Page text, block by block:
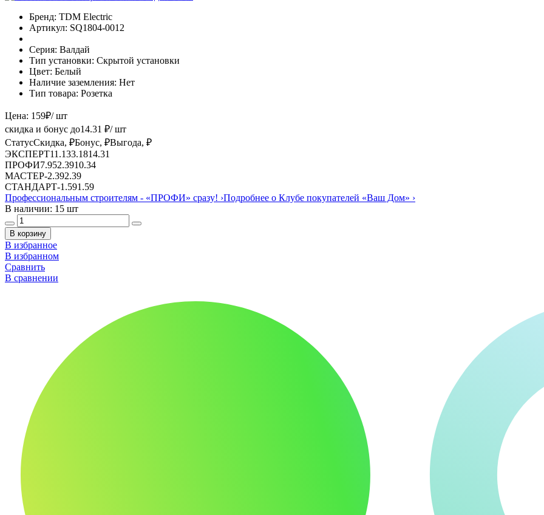
Бренд: TDM Electric
Артикул: SQ1804-0012
Серия: Валдай
Тип установки: Скрытой установки
Цвет: Белый
Наличие заземления: Нет
Тип товара: Розетка
Цена: 159₽/ шт
скидка и бонус до14.31 ₽/ шт
СтатусСкидка, ₽Бонус, ₽Выгода, ₽
ЭКСПЕРТ11.133.1814.31
ПРОФИ7.952.3910.34
МАСТЕР-2.392.39
СТАНДАРТ-1.591.59
Профессиональным строителям - «ПРОФИ» сразу! ›Подробнее о Клубе покупателей «Ваш Дом» ›
В наличии: 15 шт
В корзину
В избранное
В избранном
Сравнить
В сравнении